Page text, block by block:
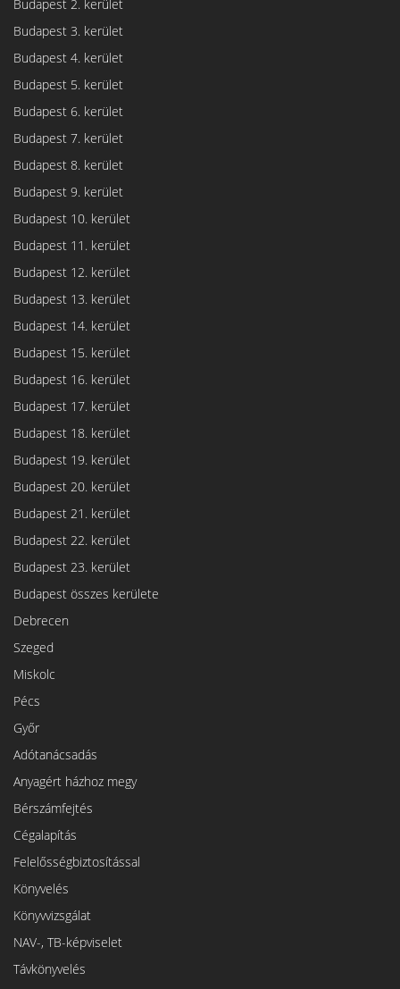
Budapest 2. kerület
Budapest 3. kerület
Budapest 4. kerület
Budapest 5. kerület
Budapest 6. kerület
Budapest 7. kerület
Budapest 8. kerület
Budapest 9. kerület
Budapest 10. kerület
Budapest 11. kerület
Budapest 12. kerület
Budapest 13. kerület
Budapest 14. kerület
Budapest 15. kerület
Budapest 16. kerület
Budapest 17. kerület
Budapest 18. kerület
Budapest 19. kerület
Budapest 20. kerület
Budapest 21. kerület
Budapest 22. kerület
Budapest 23. kerület
Budapest összes kerülete
Debrecen
Szeged
Miskolc
Pécs
Győr
Adótanácsadás
Anyagért házhoz megy
Bérszámfejtés
Cégalapítás
Felelősségbiztosítással
Könyvelés
Könyvvizsgálat
NAV-, TB-képviselet
Távkönyvelés